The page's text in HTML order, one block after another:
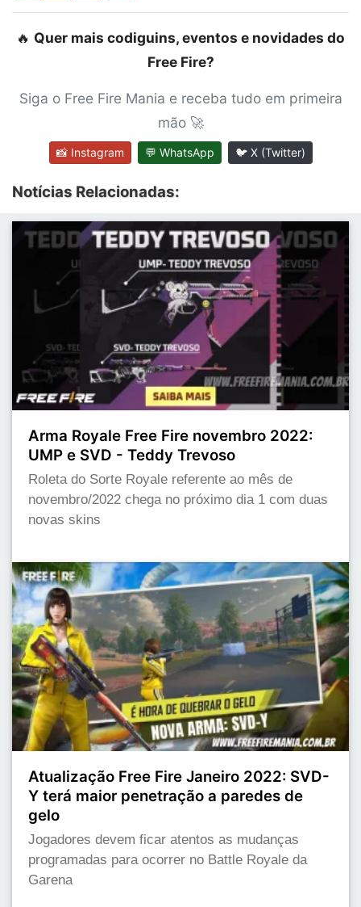
🔥 Quer mais codiguins, eventos e novidades do
Free Fire?
Siga o Free Fire Mania e receba tudo em primeira
mão 🚀
📸 Instagram 💬 WhatsApp 🐦 X (Twitter)
Notícias Relacionadas:
Arma Royale Free Fire novembro 2022:
UMP e SVD - Teddy Trevoso
Roleta do Sorte Royale referente ao mês de
novembro/2022 chega no próximo dia 1 com duas
novas skins
Atualização Free Fire Janeiro 2022: SVD-
Y terá maior penetração a paredes de
gelo
Jogadores devem ficar atentos as mudanças
programadas para ocorrer no Battle Royale da
Garena